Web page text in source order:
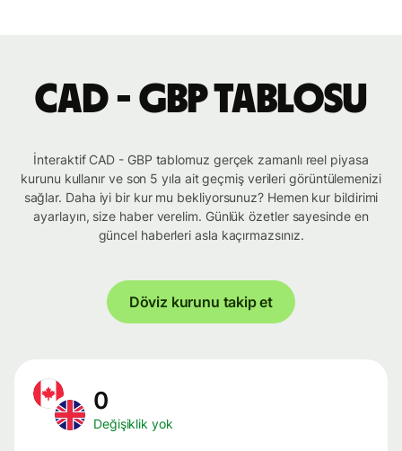
CAD - GBP tablosu
İnteraktif CAD - GBP tablomuz gerçek zamanlı reel piyasa
kurunu kullanır ve son 5 yıla ait geçmiş verileri görüntülemenizi
sağlar. Daha iyi bir kur mu bekliyorsunuz? Hemen kur bildirimi
ayarlayın, size haber verelim. Günlük özetler sayesinde en
güncel haberleri asla kaçırmazsınız.
Döviz kurunu takip et
0
Değişiklik yok